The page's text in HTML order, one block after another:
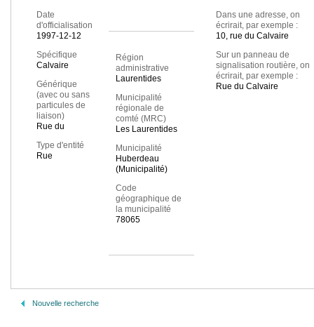
Date
d'officialisation
1997-12-12
Spécifique
Calvaire
Générique
(avec ou sans
particules de
liaison)
Rue du
Type d'entité
Rue
Région
administrative
Laurentides
Municipalité
régionale de
comté (MRC)
Les Laurentides
Municipalité
Huberdeau
(Municipalité)
Code
géographique de
la municipalité
78065
Dans une adresse, on
écrirait, par exemple :
10, rue du Calvaire
Sur un panneau de
signalisation routière, on
écrirait, par exemple :
Rue du Calvaire
Nouvelle recherche